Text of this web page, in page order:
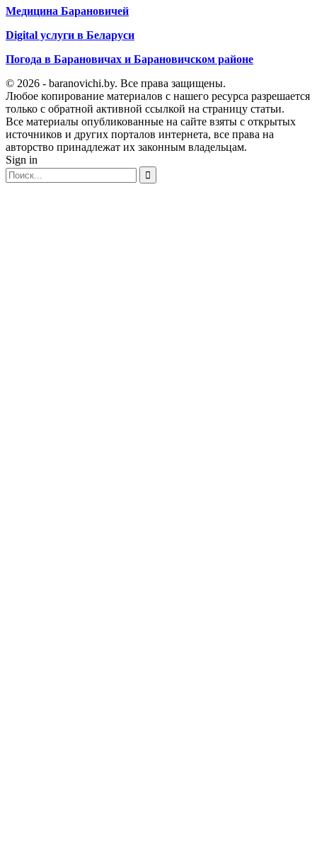
Медицина Барановичей
Digital услуги в Беларуси
Погода в Барановичах и Барановичском районе
© 2026 - baranovichi.by. Все права защищены.
Любое копирование материалов с нашего ресурса разрешается
только с обратной активной ссылкой на страницу статьи.
Все материалы опубликованные на сайте взяты с открытых
источников и других порталов интернета, все права на
авторство принадлежат их законным владельцам.
Sign in